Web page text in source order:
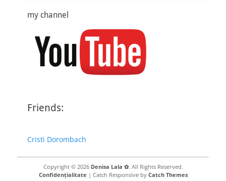
my channel
Friends:
Cristi Dorombach
Copyright © 2026 Denisa Lala ✿. All Rights Reserved.
Confidențialitate | Catch Responsive by Catch Themes